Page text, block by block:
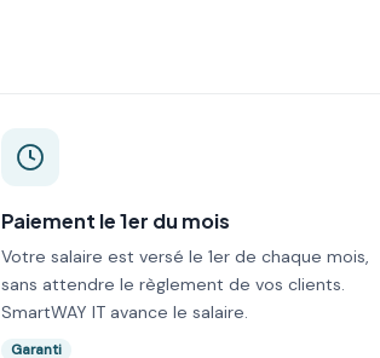
Paiement le 1er du mois
Votre salaire est versé le 1er de chaque mois,
sans attendre le règlement de vos clients.
SmartWAY IT avance le salaire.
Garanti